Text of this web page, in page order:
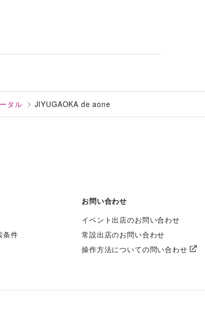
タル JIYUGAOKA de aone
条件
お問い合わせ
イベント出店のお問い合わせ
常設出店のお問い合わせ
操作方法についての問い合わせ